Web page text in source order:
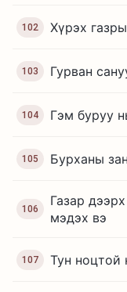
102 Хүрэх
103 Гурван
104 Гэм буруу
105 Бурханы
106
Газар
мэдэх вэ
107 Тун ноцтой